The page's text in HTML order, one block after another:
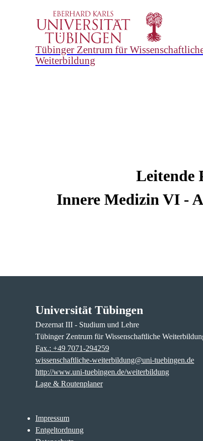
Tübinger Zentrum für
Weiterbildung
Leitende
Innere Medizin VI -
Universität Tübingen
Dezernat III - Studium und Lehre
Tübinger Zentrum für Wissenschaftliche
Fax.: +49 7071-294259
wissenschaftliche-weiterbildung@uni-tuebingen.de
http://www.uni-tuebingen.de/weiterbildung
Lage & Routenplaner
Impressum
Entgeltordnung